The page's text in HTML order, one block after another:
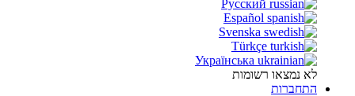
Русский
Español
Svenska
Türkçe
Українська
לא נמצאו רשומות
התחברות